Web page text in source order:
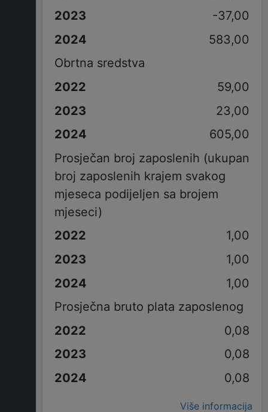
-37,00
583,00
Obrtna sredstva
59,00
23,00
605,00
Prosječan broj zaposlenih (ukupan
broj zaposlenih krajem svakog
mjeseca podijeljen sa brojem
mjeseci)
1,00
1,00
1,00
Prosječna bruto plata zaposlenog
0,08
0,08
0,08
Više informacija